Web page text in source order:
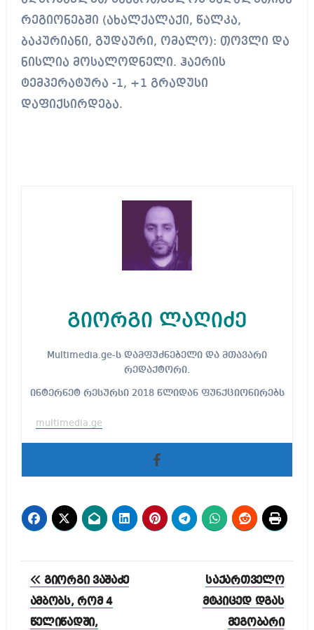
რეგიონებში (ახალქალაქი, წალკა,
ბაკურიანი, გუდაური, ომალო): თოვლი და
ნისლია მოსალოდნელი. ჰაერის
ტემპერატურა -1, +1 გრადუსი
დაფიქსირდება.
გიორგი ლაღიძე
Multimedia.ge-ს დამფუძნებელი და მთავარი
რედაქტორი.
ინტერნეტ რესურსი 2018 წლიდან ფუნქციონირებს
multimedia.ge
პოსტის
ნავიგაცია
გიორგი ვაშაძე
ამბობს, რომ 4
წელიწადში,
საქართველო
მტკიცედ დგას
მეგობარი